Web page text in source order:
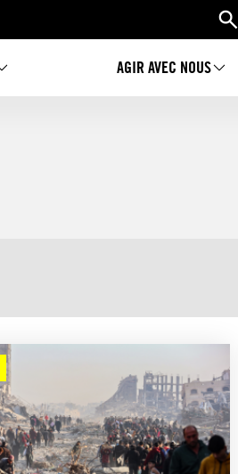
AGIR AVEC NOUS